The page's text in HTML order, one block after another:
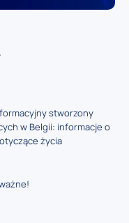
stworzony
w Belgii: informacje o
życia